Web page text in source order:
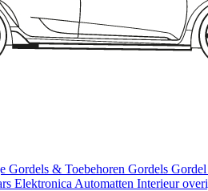
Gordels & Toebehoren Gordels Gordel
Elektronica Automatten Interieur